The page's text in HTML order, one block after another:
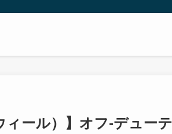
ール）】オフ‐デューテ